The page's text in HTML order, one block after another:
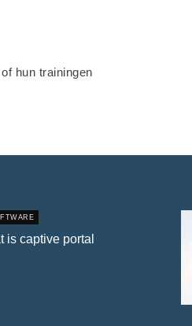
hun trainingen
is captive portal